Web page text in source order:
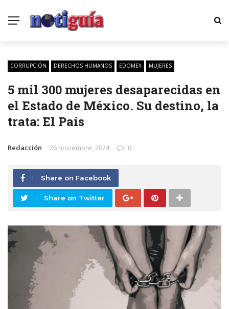
CORRUPCIÓN DERECHOS HUMANOS EDOMEX MUJERES
5 mil 300 mujeres desaparecidas en
el Estado de México. Su destino, la
trata: El País
Redacción 26 noviembre, 2024 0
Share on Facebook
Share on Twitter